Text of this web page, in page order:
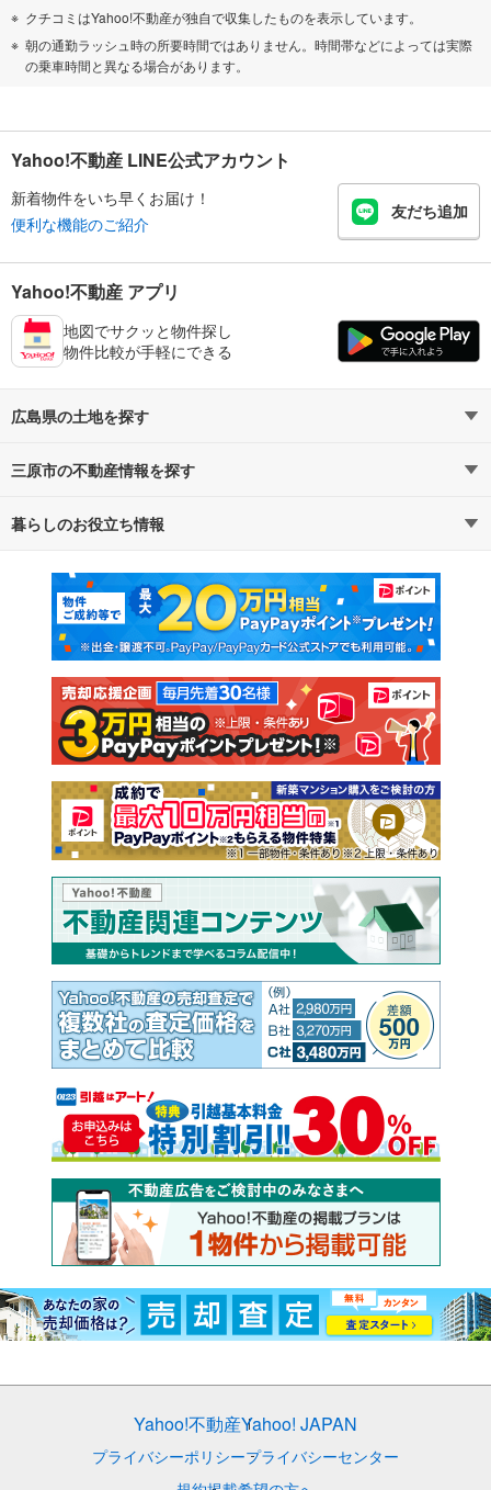
クチコミはYahoo!不動産が独自で収集したものを表示しています。
朝の通勤ラッシュ時の所要時間ではありません。時間帯などによっては実際
の乗車時間と異なる場合があります。
Yahoo!不動産 LINE公式アカウント
新着物件をいち早くお届け！
便利な機能のご紹介
友だち追加
Yahoo!不動産 アプリ
地図でサクッと物件探し
物件比較が手軽にできる
広島県の土地を探す
路線・駅から探す
通勤・通学時間から探す
三原市の不動産情報を探す
不動産・住宅
新築マンション 中古マンション
新築一戸建て 中古一戸建て
注文住宅 土地
売却査定
暮らしのお役立ち情報
マンションカタログ 教えて！住まいの先生
Yahoo!不動産Yahoo! JAPAN
プライバシーポリシープライバシーセンター